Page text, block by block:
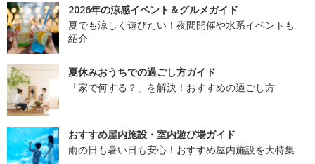
2026年の涼感イベント＆グルメガイド
夏でも涼しく遊びたい！夜間開催や水系イベントも
紹介
夏休みおうちでの過ごし方ガイド
「家で何する？」を解決！おすすめの過ごし方
おすすめ屋内施設・室内遊び場ガイド
雨の日も暑い日も安心！おすすめ屋内施設を大特集